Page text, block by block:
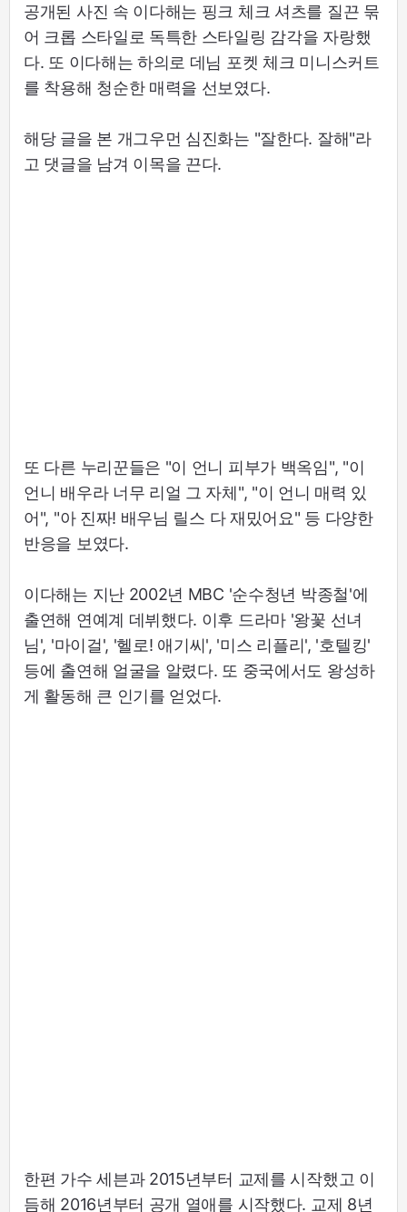
공개된 사진 속 이다해는 핑크 체크 셔츠를 질끈 묶
어 크롭 스타일로 독특한 스타일링 감각을 자랑했
다. 또 이다해는 하의로 데님 포켓 체크 미니스커트
를 착용해 청순한 매력을 선보였다.
해당 글을 본 개그우먼 심진화는 "잘한다. 잘해"라
고 댓글을 남겨 이목을 끈다.
또 다른 누리꾼들은 "이 언니 피부가 백옥임", "이
언니 배우라 너무 리얼 그 자체", "이 언니 매력 있
어", "아 진짜! 배우님 릴스 다 재밌어요" 등 다양한
반응을 보였다.
이다해는 지난 2002년 MBC '순수청년 박종철'에
출연해 연예계 데뷔했다. 이후 드라마 '왕꽃 선녀
님', '마이걸', '헬로! 애기씨', '미스 리플리', '호텔킹'
등에 출연해 얼굴을 알렸다. 또 중국에서도 왕성하
게 활동해 큰 인기를 얻었다.
한편 가수 세븐과 2015년부터 교제를 시작했고 이
듬해 2016년부터 공개 열애를 시작했다. 교제 8년